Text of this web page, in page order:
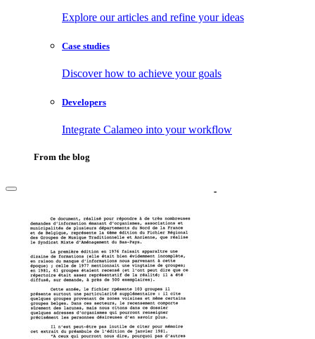
Explore our articles and refine your ideas
Case studies
Discover how to achieve your goals
Developers
Integrate Calameo into your workflow
From the blog